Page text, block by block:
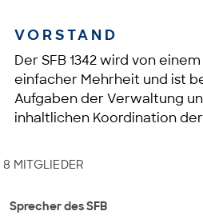
VORSTAND
Der SFB 1342 wird von
einfacher Mehrheit und ist
Aufgaben der Verwaltung
inhaltlichen Koordination
8 MITGLIEDER
Sprecher des SFB